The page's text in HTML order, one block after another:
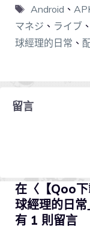
Android 、
マネジ 、 ライブ 、
球經理的日常 、
留言
在〈【Qoo
球經理的日
有 1 則留言